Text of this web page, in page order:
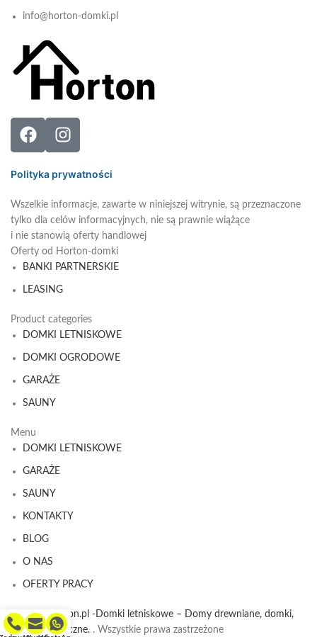
info@horton-domki.pl
Polityka prywatności
Wszelkie informacje, zawarte w niniejszej witrynie, są przeznaczone
tylko dla celów informacyjnych, nie są prawnie wiążące
i nie stanowią oferty handlowej
Oferty od Horton-domki
BANKI PARTNERSKIE
LEASING
Product categories
DOMKI LETNISKOWE
DOMKI OGRODOWE
GARAŻE
SAUNY
Menu
DOMKI LETNISKOWE
GARAŻE
SAUNY
KONTAKTY
BLOG
O NAS
OFERTY PRACY
© 2026 Horton.pl -Domki letniskowe – Domy drewniane, domki,
domki całoroczne. . Wszystkie prawa zastrzeżone